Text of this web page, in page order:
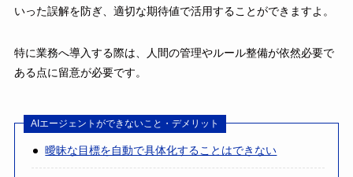
いった誤解を防ぎ、適切な期待値で活用することができますよ。
特に業務へ導入する際は、人間の管理やルール整備が依然必要で
ある点に留意が必要です。
AIエージェントができないこと・デメリット
曖昧な目標を自動で具体化することはできない